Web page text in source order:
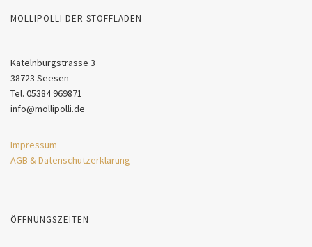
MOLLIPOLLI DER STOFFLADEN
Katelnburgstrasse 3
38723 Seesen
Tel. 05384 969871
info@mollipolli.de
Impressum
AGB & Datenschutzerklärung
ÖFFNUNGSZEITEN